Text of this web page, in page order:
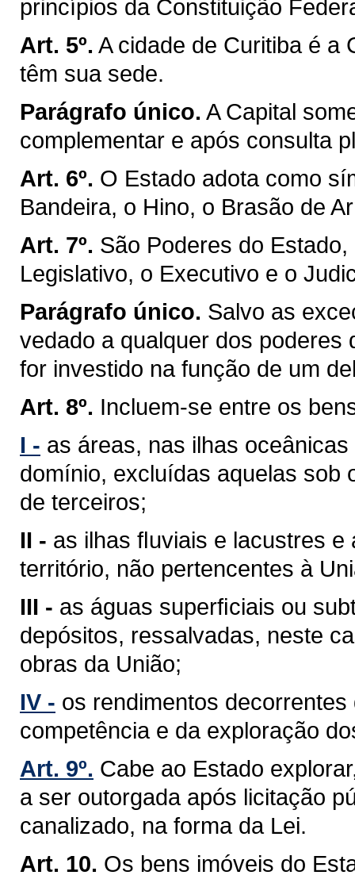
princípios da Constituição
Art. 5º. A cidade de Curitiba é a
têm sua sede.
Parágrafo único. A Capital
complementar e após consulta
Art. 6º. O Estado adota como
Bandeira, o Hino, o Brasão de
Art. 7º. São Poderes do
Legislativo, o Executivo e o
Parágrafo único. Salvo as
vedado a qualquer dos poderes
for investido na função de um
Art. 8º. Incluem-se entre os
I - as áreas, nas ilhas
domínio, excluídas aquelas sob
de terceiros;
II - as ilhas ﬂuviais e lacustres
território, não pertencentes à
III - as águas superﬁciais ou
depósitos, ressalvadas, neste
obras da União;
IV - os rendimentos
competência e da exploração
Art. 9º. Cabe ao Estado
a ser outorgada após licitação
canalizado, na forma da Lei.
Art. 10. Os bens imóveis do